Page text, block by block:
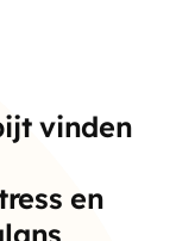
vinden
en